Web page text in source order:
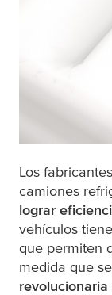
Los
camiones
lograr
vehículos
que permiten
medida que